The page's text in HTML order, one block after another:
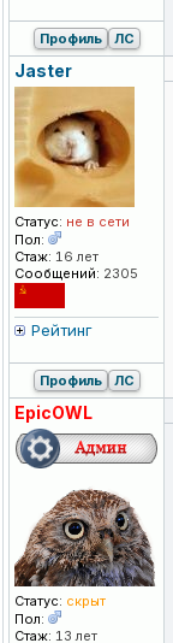
Профиль ЛС
Jaster
Статус: не в сети
Пол:
Стаж: 16 лет
Сообщений: 2305
Рейтинг
Профиль ЛС
EpicOWL
Статус: скрыт
Пол:
Стаж: 13 лет